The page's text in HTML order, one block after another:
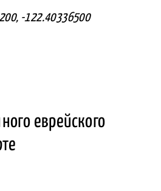
-122.40336500
еврейского